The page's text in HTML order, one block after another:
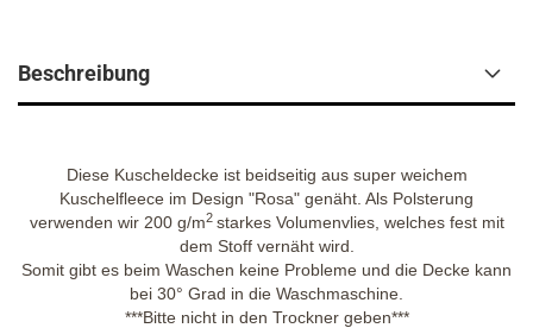
Beschreibung
Diese Kuscheldecke ist beidseitig aus super weichem
Kuschelfleece im Design "Rosa" genäht. Als Polsterung
verwenden wir 200 g/m2 starkes Volumenvlies, welches fest mit
dem Stoff vernäht wird.
Somit gibt es beim Waschen keine Probleme und die Decke kann
bei 30° Grad in die Waschmaschine.
***Bitte nicht in den Trockner geben***